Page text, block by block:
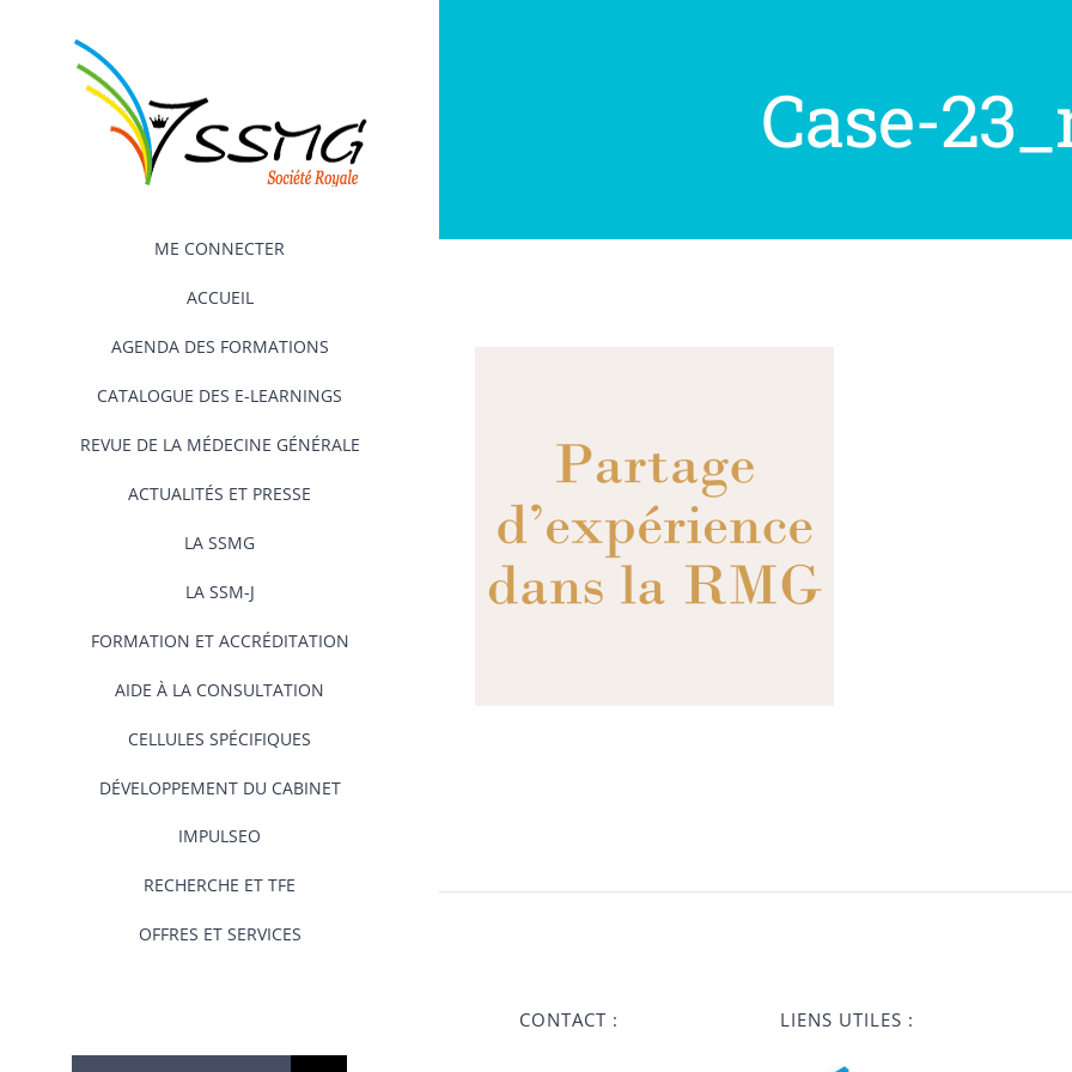
ME CONNECTER
ACCUEIL
AGENDA DES FORMATIONS
CATALOGUE DES E-LEARNINGS
REVUE DE LA MÉDECINE GÉNÉRALE
ACTUALITÉS ET PRESSE
LA SSMG
LA SSM-J
FORMATION ET ACCRÉDITATION
AIDE À LA CONSULTATION
CELLULES SPÉCIFIQUES
DÉVELOPPEMENT DU CABINET
IMPULSEO
RECHERCHE ET TFE
OFFRES ET SERVICES
Case-
CONTACT : LIENS UTILES :